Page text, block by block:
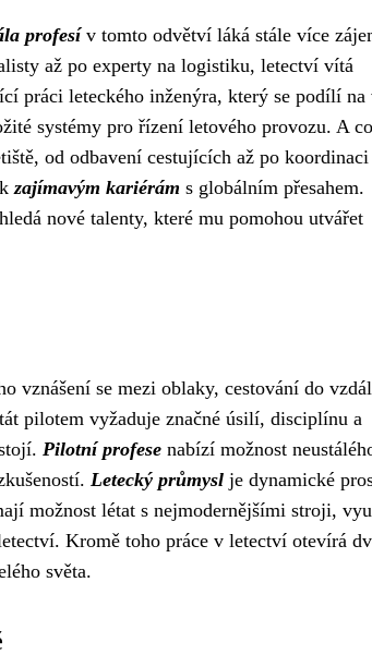
profesív tomto odvětví láká stále více
až po experty na logistiku, letectví vítá
práci leteckého inženýra, který se podílí
systémy pro řízení letového provozu. A co
od odbavení cestujících až po koordinaci
kzajímavým kariérám s globálním přesahem.
nové talenty, které mu pomohou utvářet
vznášení se mezi oblaky, cestování do
pilotem vyžaduje značné úsilí, disciplínu a
Pilotní profese nabízí možnost
Letecký průmysl je dynamické
možnost létat s nejmodernějšími stroji,
Kromě toho práce v letectví otevírá
světa.